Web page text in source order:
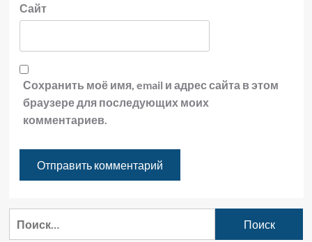
Сайт
Сохранить моё имя, email и адрес сайта в этом
браузере для последующих моих
комментариев.